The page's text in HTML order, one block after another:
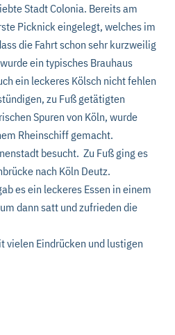
Stadt Colonia. Bereits am
Picknick eingelegt, welches im
die Fahrt schon sehr kurzweilig
ein typisches Brauhaus
ein leckeres Kölsch nicht fehlen
zu Fuß getätigten
Spuren von Köln, wurde
Rheinschiff gemacht.
besucht. Zu Fuß ging es
nach Köln Deutz.
es ein leckeres Essen in einem
dann satt und zufrieden die
vielen Eindrücken und lustigen